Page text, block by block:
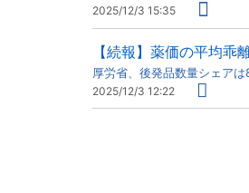
2025/12/3 15:35
【続報】薬価の平均
厚労省、後発品数量シェア
2025/12/3 12:22